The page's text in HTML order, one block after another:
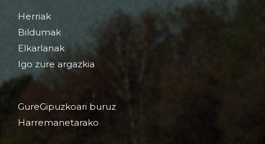
Herriak
Bildumak
Elkarlanak
Igo zure argazkia
GureGipuzkoari buruz
Harremanetarako